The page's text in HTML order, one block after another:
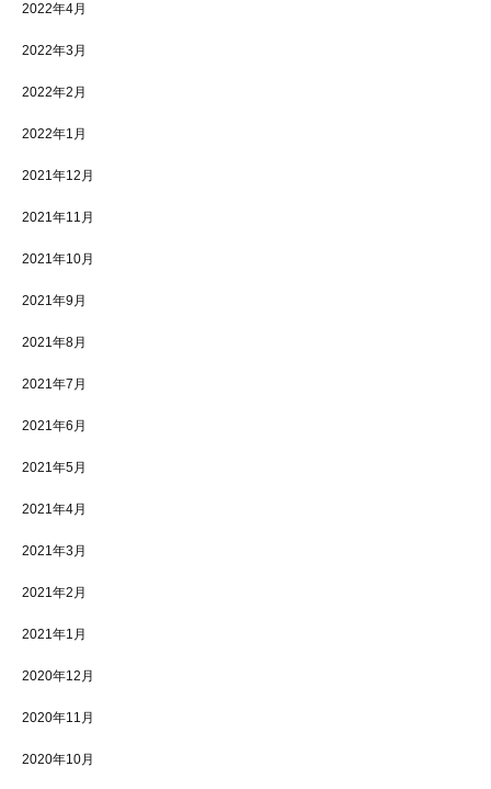
2022年4月
2022年3月
2022年2月
2022年1月
2021年12月
2021年11月
2021年10月
2021年9月
2021年8月
2021年7月
2021年6月
2021年5月
2021年4月
2021年3月
2021年2月
2021年1月
2020年12月
2020年11月
2020年10月